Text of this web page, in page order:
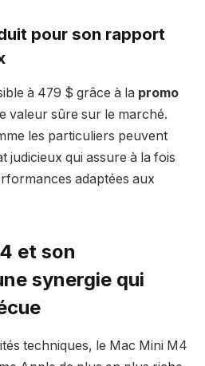
pour son rapport
à 479 $ grâce à la promo
valeur sûre sur le marché.
les particuliers peuvent
judicieux qui assure à la fois
adaptées aux
et son
synergie qui
techniques, le Mac Mini M4